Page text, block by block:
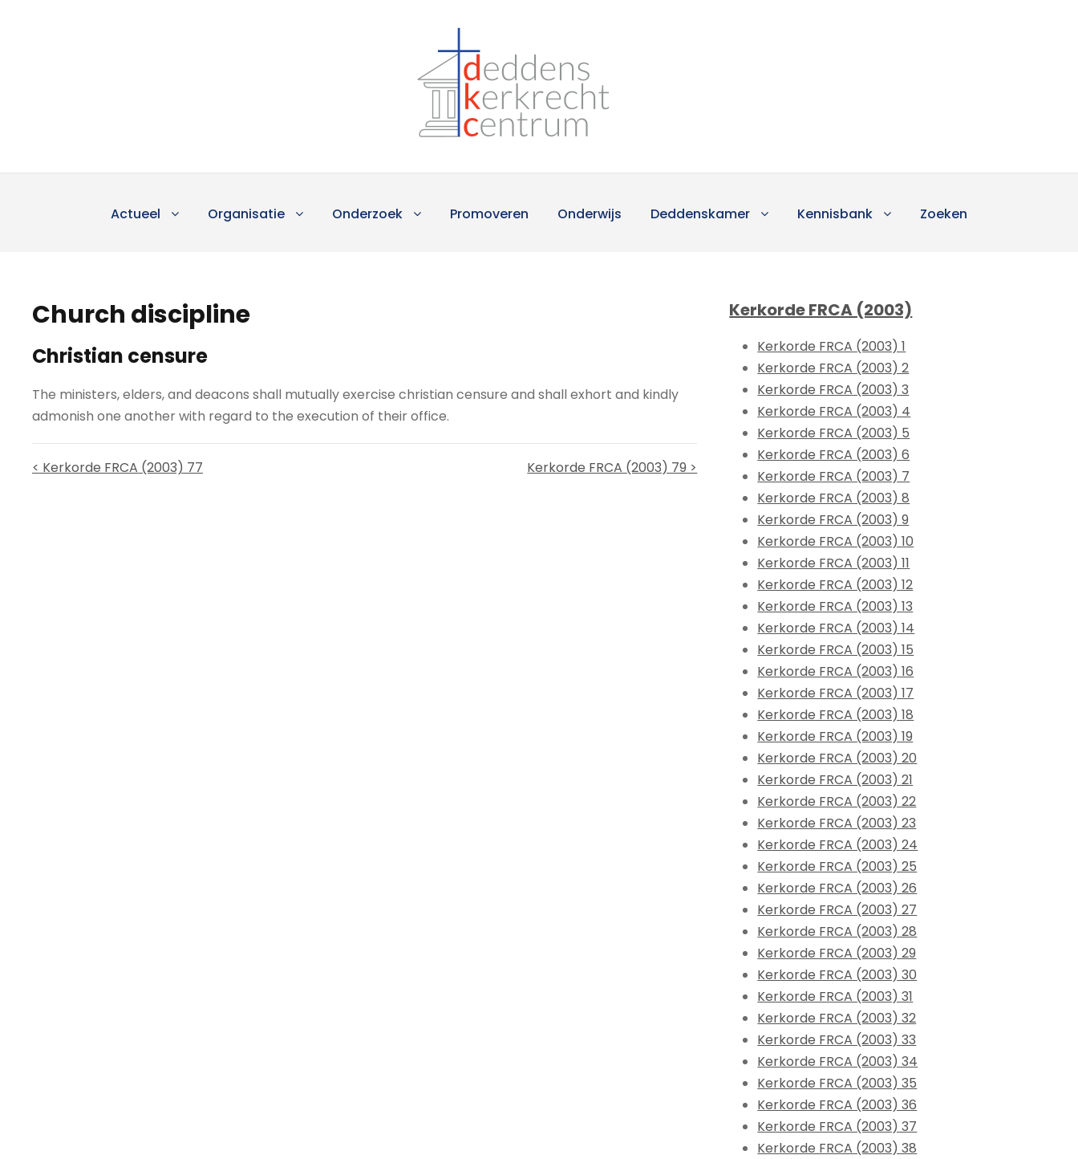
Actueel Organisatie Onderzoek Promoveren Onderwijs Deddenskamer Kennisbank Zoeken
Church discipline
Christian censure
The ministers, elders, and deacons shall mutually exercise christian censure and shall exhort and kindly
admonish one another with regard to the execution of their office.
< Kerkorde FRCA (2003) 77 Kerkorde FRCA (2003) 79 >
Kerkorde FRCA (2003)
Kerkorde FRCA (2003) 1
Kerkorde FRCA (2003) 2
Kerkorde FRCA (2003) 3
Kerkorde FRCA (2003) 4
Kerkorde FRCA (2003) 5
Kerkorde FRCA (2003) 6
Kerkorde FRCA (2003) 7
Kerkorde FRCA (2003) 8
Kerkorde FRCA (2003) 9
Kerkorde FRCA (2003) 10
Kerkorde FRCA (2003) 11
Kerkorde FRCA (2003) 12
Kerkorde FRCA (2003) 13
Kerkorde FRCA (2003) 14
Kerkorde FRCA (2003) 15
Kerkorde FRCA (2003) 16
Kerkorde FRCA (2003) 17
Kerkorde FRCA (2003) 18
Kerkorde FRCA (2003) 19
Kerkorde FRCA (2003) 20
Kerkorde FRCA (2003) 21
Kerkorde FRCA (2003) 22
Kerkorde FRCA (2003) 23
Kerkorde FRCA (2003) 24
Kerkorde FRCA (2003) 25
Kerkorde FRCA (2003) 26
Kerkorde FRCA (2003) 27
Kerkorde FRCA (2003) 28
Kerkorde FRCA (2003) 29
Kerkorde FRCA (2003) 30
Kerkorde FRCA (2003) 31
Kerkorde FRCA (2003) 32
Kerkorde FRCA (2003) 33
Kerkorde FRCA (2003) 34
Kerkorde FRCA (2003) 35
Kerkorde FRCA (2003) 36
Kerkorde FRCA (2003) 37
Kerkorde FRCA (2003) 38